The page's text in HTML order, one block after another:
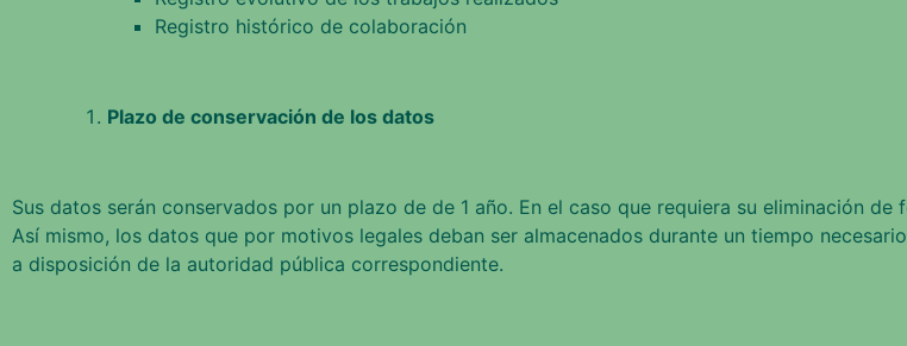
Registro histórico de colaboración
Plazo de conservación de los datos
Sus datos serán conservados por un plazo de de 1 año. En el caso que requiera su eliminación
Así mismo, los datos que por motivos legales deban ser almacenados durante un tiempo
a disposición de la autoridad pública correspondiente.